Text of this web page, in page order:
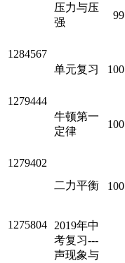
压力与压
强
99
1284567
单元复习
100
1279444
牛顿第一
定律
100
1279402
二力平衡
100
1275804
2019年中
考复习---
声现象与